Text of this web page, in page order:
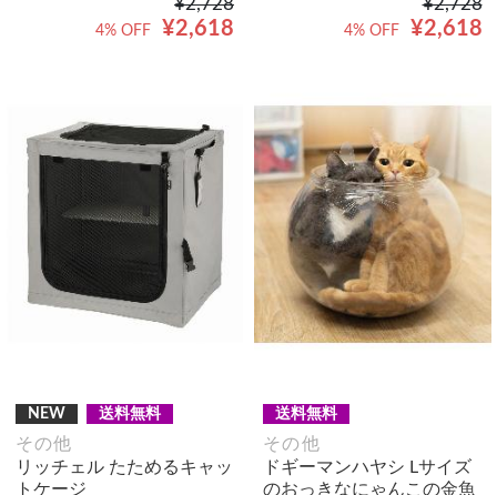
¥2,728
¥2,618
4% OFF
¥2,728
¥2,618
4% OFF
NEW 送料無料
その他
リッチェル たためるキャッ
トケージ
送料無料
その他
ドギーマンハヤシ Lサイズ
のおっきなにゃんこの金魚